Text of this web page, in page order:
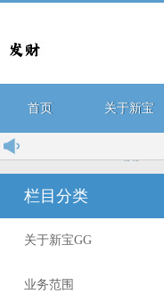
首页 关于新宝
GG
栏目分类
关于新宝GG
业务范围